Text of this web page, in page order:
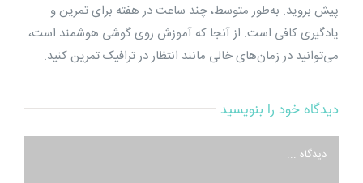
پیش بروید. به‌طور متوسط، چند ساعت در هفته برای تمرین و
یادگیری کافی است. از آنجا که آموزش روی گوشی هوشمند است،
می‌توانید در زمان‌های خالی مانند انتظار در ترافیک تمرین کنید.
دیدگاه خود را بنویسید
دیدگاه